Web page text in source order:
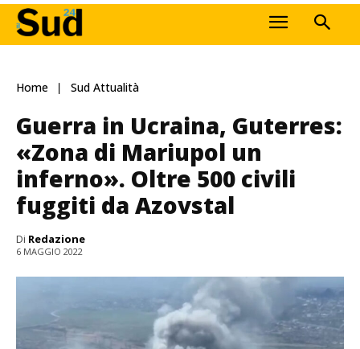
Home Sud Attualità
Guerra in Ucraina, Guterres:
«Zona di Mariupol un
inferno». Oltre 500 civili
fuggiti da Azovstal
Di Redazione
6 MAGGIO 2022